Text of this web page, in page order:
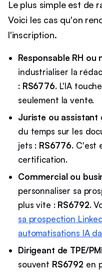
Le plus simple est de
Voici les cas qu'on
l'inscription.
Responsable RH ou
industrialiser la
: RS6776. L'IA
seulement la vente.
Juriste ou assistant
du temps sur les
jets : RS6776. C'est
certification.
Commercial ou
personnaliser sa
plus vite : RS6792.
sa prospection
automatisations IA
Dirigeant de TPE/
souvent RS6792 en